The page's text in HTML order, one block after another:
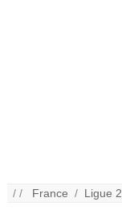
/ / France / Ligue 2